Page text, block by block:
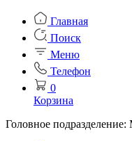
Главная
Поиск
Меню
Телефон
0
Корзина
Головное подразделение: